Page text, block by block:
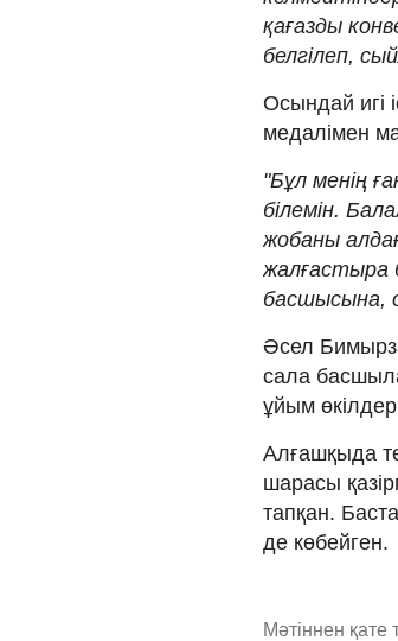
қағазды
белгілеп,
Осындай игі
медалімен
"Бұл менің
білемін.
жобаны
жалғастыра
басшысына,
Әсел
сала
ұйым
Алғашқыда
шарасы
тапқан.
де көбейген.
Мәтіннен қате